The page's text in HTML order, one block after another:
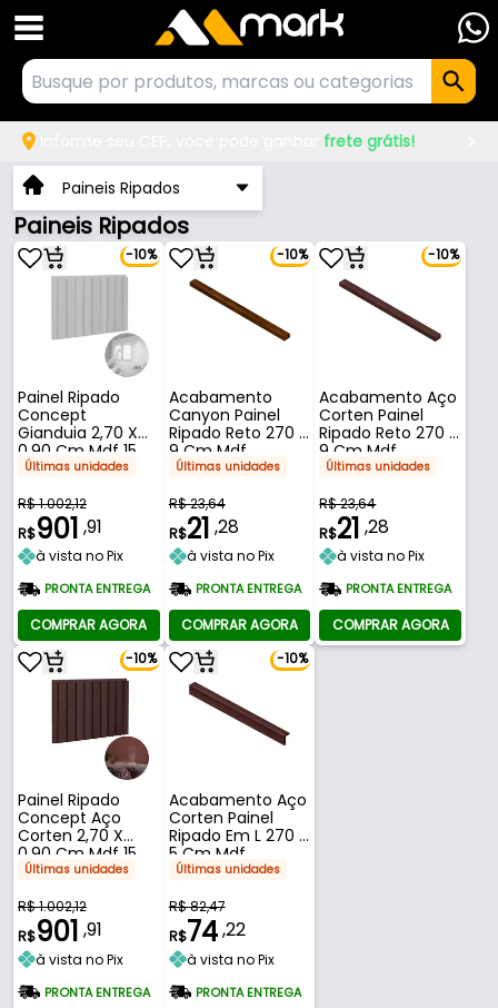
frete grátis!
Paineis Ripados
Paineis Ripados
-10%
Painel Ripado
Concept
Gianduia 2,70 X
0,90 Cm Mdf 15
Mm
Últimas unidades
R$ 1.002,12
R$901 ,91
à vista no Pix
PRONTA ENTREGA
COMPRAR AGORA
-10%
Acabamento
Canyon Painel
Ripado Reto 270 X
9 Cm Mdf
Últimas unidades
R$ 23,64
R$21 ,28
à vista no Pix
PRONTA ENTREGA
COMPRAR AGORA
-10%
Acabamento Aço
Corten Painel
Ripado Reto 270 X
9 Cm Mdf
Últimas unidades
R$ 23,64
R$21 ,28
à vista no Pix
PRONTA ENTREGA
COMPRAR AGORA
-10%
Painel Ripado
Concept Aço
Corten 2,70 X
0,90 Cm Mdf 15
Mm
Últimas unidades
R$ 1.002,12
R$901 ,91
à vista no Pix
PRONTA ENTREGA
-10%
Acabamento Aço
Corten Painel
Ripado Em L 270 X
5 Cm Mdf
Últimas unidades
R$ 82,47
R$74,22
à vista no Pix
PRONTA ENTREGA